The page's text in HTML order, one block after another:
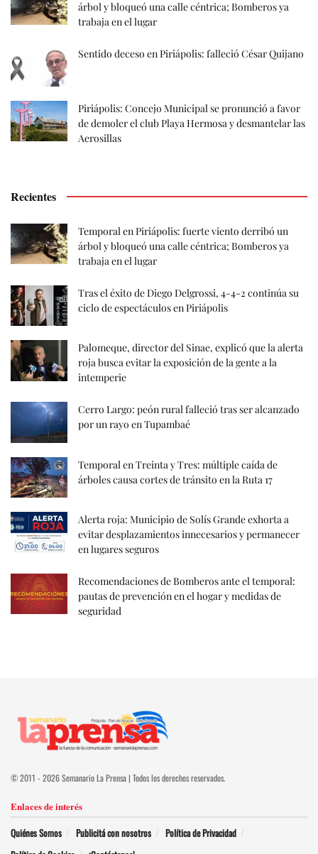
árbol y bloqueó una calle céntrica; Bomberos ya
trabaja en el lugar
Sentido deceso en Piriápolis: falleció César Quijano
Piriápolis: Concejo Municipal se pronunció a favor
de demoler el club Playa Hermosa y desmantelar las
Aerosillas
Recientes
Temporal en Piriápolis: fuerte viento derribó un
árbol y bloqueó una calle céntrica; Bomberos ya
trabaja en el lugar
Tras el éxito de Diego Delgrossi, 4-4-2 continúa su
ciclo de espectáculos en Piriápolis
Palomeque, director del Sinae, explicó que la alerta
roja busca evitar la exposición de la gente a la
intemperie
Cerro Largo: peón rural falleció tras ser alcanzado
por un rayo en Tupambaé
Temporal en Treinta y Tres: múltiple caída de
árboles causa cortes de tránsito en la Ruta 17
Alerta roja: Municipio de Solís Grande exhorta a
evitar desplazamientos innecesarios y permanecer
en lugares seguros
Recomendaciones de Bomberos ante el temporal:
pautas de prevención en el hogar y medidas de
seguridad
© 2011 - 2026 Semanario La Prensa | Todos los derechos reservados.
Enlaces de interés
Quiénes Somos Publicitá con nosotros
Política de Privacidad